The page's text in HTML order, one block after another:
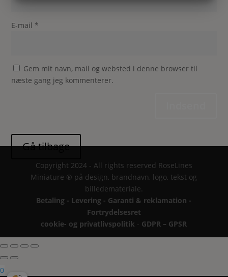
E-mail *
Gem mit navn, mail og websted i denne browser til
næste gang jeg kommenterer.
Copyright 2024 - All rights reserved RoseLines
Miniature ® på design, brandnavn, logo, tekst og
billedemateriale.
Betaling - Levering - Garanti & reklamation -
Fortrydelsesret
cookie- og privatlivspolitik - GDPR – GPSR
0